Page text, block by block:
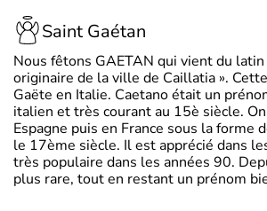
Saint Gaétan
Nous fêtons GAETAN qui vient du
originaire de la ville de Caillatia ».
Gaëte en Italie. Caetano était un
italien et très courant au 15è siècle.
Espagne puis en France sous la forme
le 17ème siècle. Il est apprécié dans
très populaire dans les années 90.
plus rare, tout en restant un prénom